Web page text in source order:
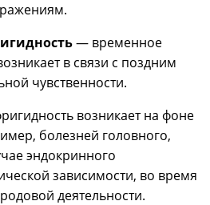
— временное
в связи с поздним
чувственности.
возникает на фоне
болезней головного,
эндокринного
зависимости, во время
деятельности.